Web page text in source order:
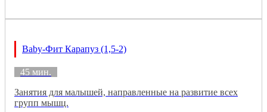
Baby-Фит Карапуз (1,5-2)
45 мин.
Занятия для малышей, направленные на развитие всех
групп мышц.